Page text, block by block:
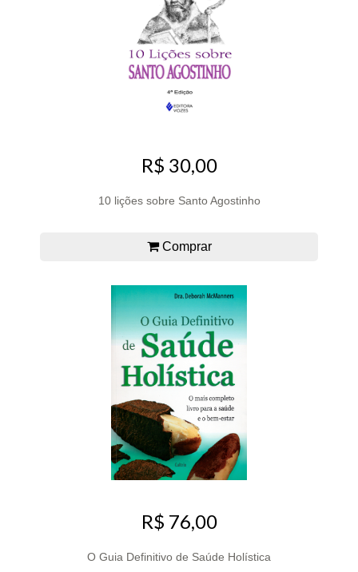
R$ 30,00
10 lições sobre Santo Agostinho
Comprar
R$ 76,00
O Guia Definitivo de Saúde Holística